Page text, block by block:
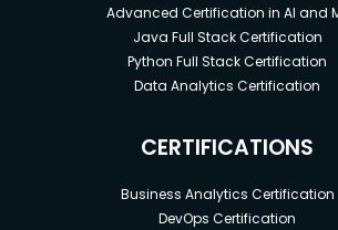
Advanced Certification in AI and
Java Full Stack Certification
Python Full Stack Certification
Data Analytics Certification
CERTIFICATIONS
Business Analytics Certification
DevOps Certification